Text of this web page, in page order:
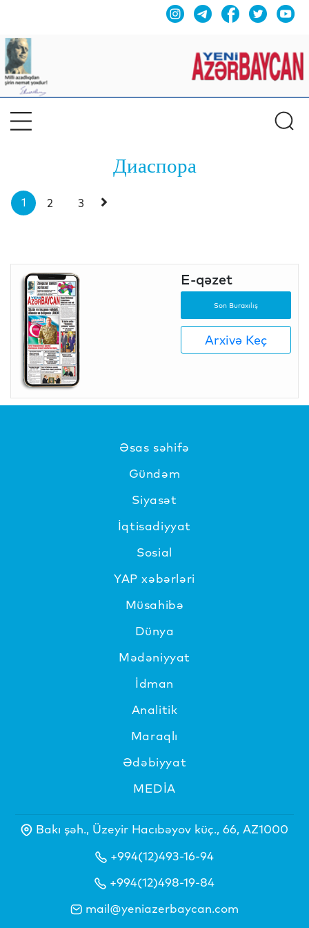
Диаспора
1 2 3
E-qəzet
Son Buraxılış
Arxivə Keç
Əsas səhifə
Gündəm
Siyasət
İqtisadiyyat
Sosial
YAP xəbərləri
Müsahibə
Dünya
Mədəniyyat
İdman
Analitik
Maraqlı
Ədəbiyyat
MEDİA
Bakı şəh., Üzeyir Hacıbəyov küç., 66, AZ1000
+994(12)493-16-94
+994(12)498-19-84
mail@yeniazerbaycan.com